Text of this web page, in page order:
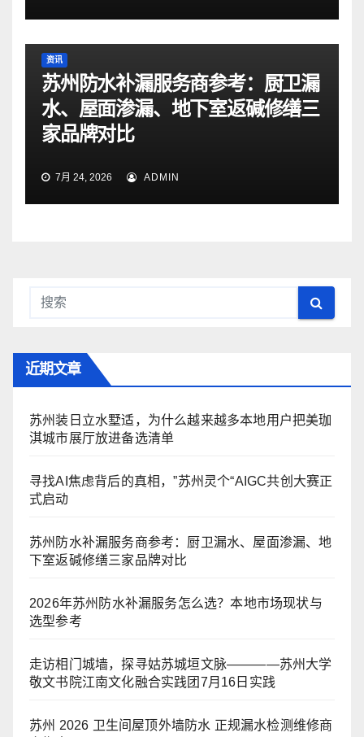
资讯
苏州防水补漏服务商参考：厨卫漏
水、屋面渗漏、地下室返碱修缮三
家品牌对比
7月 24, 2026 ADMIN
近期文章
苏州装日立水墅适，为什么越来越多本地用户把美珈
淇城市展厅放进备选清单
寻找AI焦虑背后的真相，”苏州灵个“AIGC共创大赛正
式启动
苏州防水补漏服务商参考：厨卫漏水、屋面渗漏、地
下室返碱修缮三家品牌对比
2026年苏州防水补漏服务怎么选？本地市场现状与
选型参考
走访相门城墙，探寻姑苏城垣文脉————苏州大学
敬文书院江南文化融合实践团7月16日实践
苏州 2026 卫生间屋顶外墙防水 正规漏水检测维修商